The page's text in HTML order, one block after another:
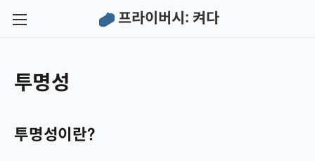
프라이버시: 켜다
← 프라이버시 대체 도구
프라이버시 대체 도구
인터넷 브라우저
← 프라이버시: 켜다
프라이버시: 켜다
연혁
투명성
투명성이란?